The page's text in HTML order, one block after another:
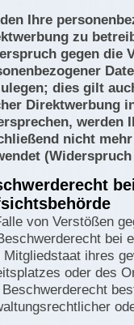
Ihre
zu
gegen die
dies gilt
Direktwerbung
werden
nicht
von Verstößen
bei
Mitgliedstaat ihres
oder des